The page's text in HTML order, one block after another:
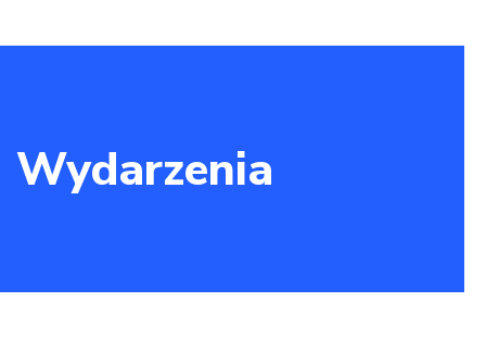
Wydarzenia